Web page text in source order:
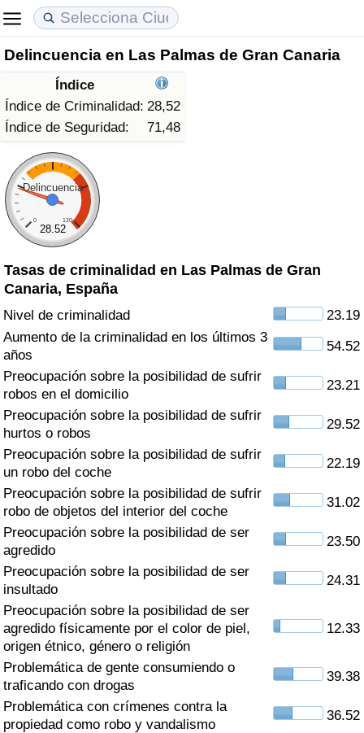
Delincuencia en Las Palmas de Gran Canaria
Índice
Índice de Criminalidad: 28,52
Índice de Seguridad:
71,48
Delincuencia
0 120
28.52
Tasas de criminalidad en Las Palmas de Gran
Canaria, España
Nivel de criminalidad
23.19
Aumento de la criminalidad en los últimos 3
años
54.52
Preocupación sobre la posibilidad de sufrir
robos en el domicilio
23.21
Preocupación sobre la posibilidad de sufrir
hurtos o robos
29.52
Preocupación sobre la posibilidad de sufrir
un robo del coche
22.19
Preocupación sobre la posibilidad de sufrir
robo de objetos del interior del coche
31.02
Preocupación sobre la posibilidad de ser
agredido
23.50
Preocupación sobre la posibilidad de ser
insultado
24.31
Preocupación sobre la posibilidad de ser
agredido físicamente por el color de piel,
origen étnico, género o religión
12.33
Problemática de gente consumiendo o
traficando con drogas
39.38
Problemática con crímenes contra la
propiedad como robo y vandalismo
36.52
Coste de vida
Índice de Costo de Vida (Actual)
Índice de Costo de Vida
Índice de costo de vida por país
en aqaba
Precios de las propiedades
Índice de Precios de Inmuebles (Actual)
Índice de Precios de Inmuebles
Índice de Precios de Inmuebles por País
Calidad de Vida
Índice de Calidad de Vida
Índice de Calidad de Vida (Actual)
Índice de calidad de vida por país
Delincuencia
Calificación del Índice de Criminalidad
(Actual)
Índice de Criminalidad
Índice de criminalidad por país
Sanidad
Índice de Sanidad (Actual)
Índice de Sanidad
Índice de Sanidad por País
Contaminación
Índice de Contaminación (Actual)
Índice de contaminación
Índice de Contaminación por País